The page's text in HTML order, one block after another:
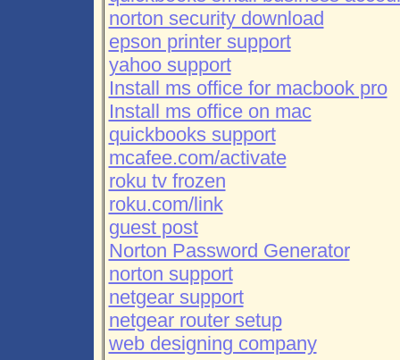
norton security download
epson printer support
yahoo support
Install ms office for macbook pro
Install ms office on mac
quickbooks support
mcafee.com/activate
roku tv frozen
roku.com/link
guest post
Norton Password Generator
norton support
netgear support
netgear router setup
web designing company